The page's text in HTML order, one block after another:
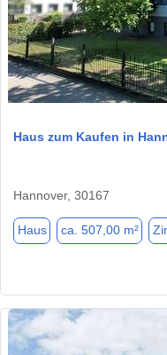
Haus zum Kaufen in
Hannover, 30167
Haus ca. 507,00 m²